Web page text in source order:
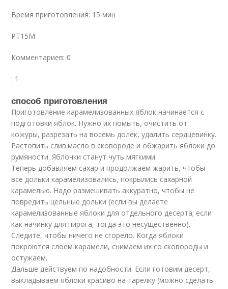
Время приготовления: 15 мин
PT15M
Комментариев: 0
: 1
способ приготовления
Приготовление карамелизованных яблок начинается с
подготовки яблок. Нужно их помыть, очистить от
кожуры, разрезать на восемь долек, удалить сердцевинку.
Растопить слив.масло в сковороде и обжарить яблоки до
румяности. Яблочки станут чуть мягкими.
Теперь добавляем сахар и продолжаем жарить, чтобы
все дольки карамелизовались, покрылись сахарной
карамелью. Надо размешивать аккуратно, чтобы не
повредить цельные дольки (если вы делаете
карамелизованные яблоки для отдельного десерта; если
как начинку для пирога, тогда это несущественно).
Следите, чтобы ничего не сгорело. Когда яблоки
покроются слоем карамели, снимаем их со сковороды и
остужаем.
Дальше действуем по надобности. Если готовим десерт,
выкладываем яблоки красиво на тарелку (можно сделать